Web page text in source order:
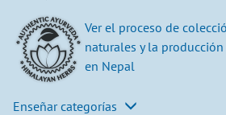
Ver el proceso de
naturales y la
en Nepal​
Enseñar categorías